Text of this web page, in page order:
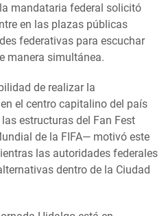
mandataria federal solicitó
en las plazas públicas
federativas para escuchar
manera simultánea.
de realizar la
el centro capitalino del país
estructuras del Fan Fest
de la FIFA— motivó este
las autoridades federales
dentro de la Ciudad